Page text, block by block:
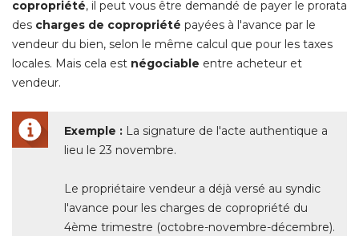
copropriété, il peut vous être demandé de payer le prorata
des charges de copropriété payées à l'avance par le
vendeur du bien, selon le même calcul que pour les taxes
locales. Mais cela est négociable entre acheteur et
vendeur.
Exemple : La signature de l'acte authentique a
lieu le 23 novembre.
Le propriétaire vendeur a déjà versé au syndic
l'avance pour les charges de copropriété du
4ème trimestre (octobre-novembre-décembre).